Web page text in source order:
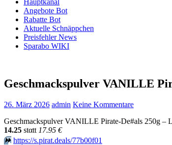
Hauptkanal
Angebote Bot
Rabatte Bot
Aktuelle Schnäppchen
Preisfehler News
Sparabo WIKI
Geschmackspulver VANILLE
26. März 2026 admin Keine Kommentare
Geschmackspulver VANILLE Pirate-De#als 250g –
14.25 stαtt 17.95 €
⏩️ https://s.pirat.deals/77b00f01